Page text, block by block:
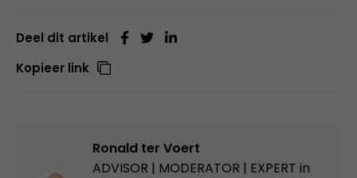
Deel dit artikel
Kopieer link
Ronald ter Voert
ADVISOR | MODERATOR | EXPERT in